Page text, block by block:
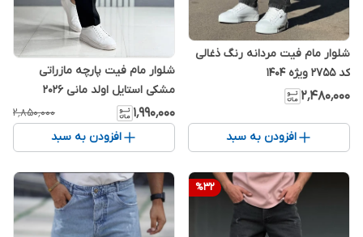
شلوار مام فیت مردانه رنگ ذغالی
کد ۲۷۵۵ ویژه ۱۴۰۴
۲٬۴۸۰٬۰۰۰
افزودن به سبد
شلوار مام فیت پارچه مازراتی
مشکی استایل اولد مانی 2026
۱٬۹۹۰٬۰۰۰ ۲٬۸۵۰٬۰۰۰
افزودن به سبد
%32